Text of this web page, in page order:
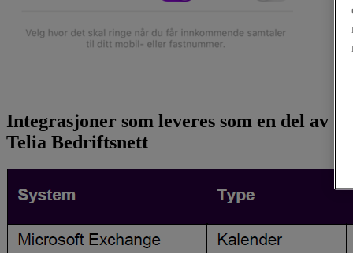
Integrasjoner som leveres som en del av
Telia Bedriftsnett